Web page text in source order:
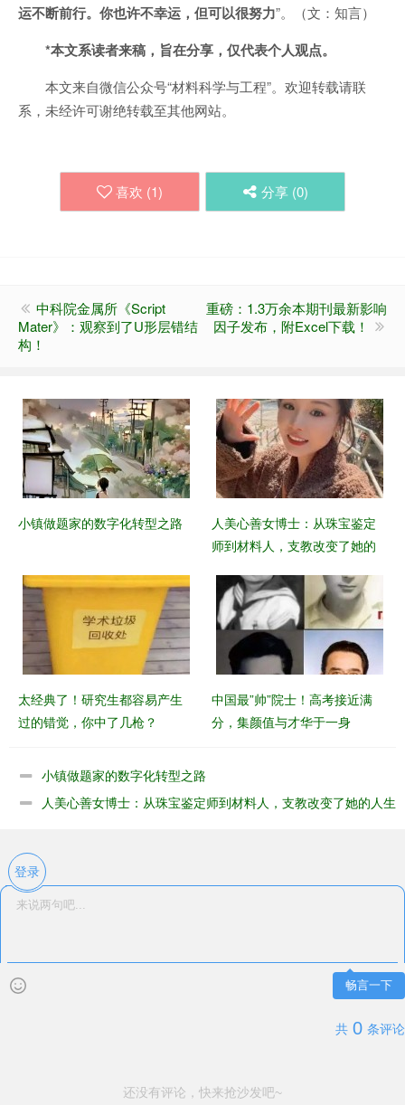
运不断前行。你也许不幸运，但可以很努力”。（文：知言）
*本文系读者来稿，旨在分享，仅代表个人观点。
本文来自微信公众号“材料科学与工程”。欢迎转载请联
系，未经许可谢绝转载至其他网站。
喜欢 (1) 分享 (0)
中科院金属所《Script
Mater》：观察到了U形层错结
构！
重磅：1.3万余本期刊最新影响
因子发布，附Excel下载！
小镇做题家的数字化转型之路
​人美心善女博士：从珠宝鉴定
师到材料人，支教改变了她的
太经典了！研究生都容易产生
过的错觉，你中了几枪？
中国最”帅”院士！高考接近满
分，集颜值与才华于一身
小镇做题家的数字化转型之路
​人美心善女博士：从珠宝鉴定师到材料人，支教改变了她的人生
登录
畅言一下
共 0 条评论
还没有评论，快来抢沙发吧~